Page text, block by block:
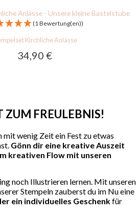
(1 Bewertung(en))
Kirchliche Anlässe
34,90 €
ZUM FREULEBNIS!
mit wenig Zeit ein Fest zu etwas
Gönn dir eine kreative Auszeit
kreativen Flow mit unseren
noch Illustrieren lernen. Mit unseren
Stempeln zauberst du im Nu eine
ein individuelles Geschenkfür